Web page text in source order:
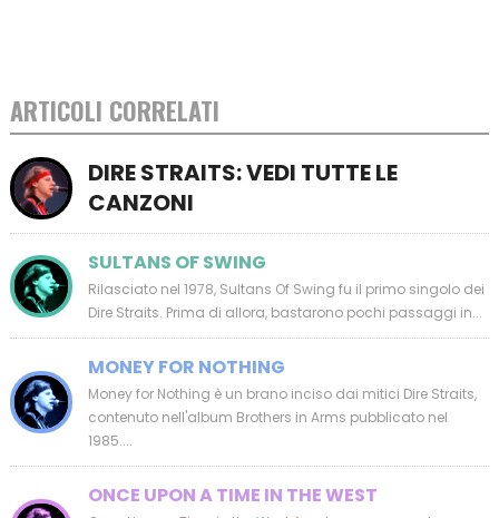
ARTICOLI CORRELATI
DIRE STRAITS: VEDI TUTTE LE
CANZONI
SULTANS OF SWING
Rilasciato nel 1978, Sultans Of Swing fu il primo singolo dei
Dire Straits. Prima di allora, bastarono pochi passaggi in...
MONEY FOR NOTHING
Money for Nothing è un brano inciso dai mitici Dire Straits,
contenuto nell'album Brothers in Arms pubblicato nel
1985....
ONCE UPON A TIME IN THE WEST